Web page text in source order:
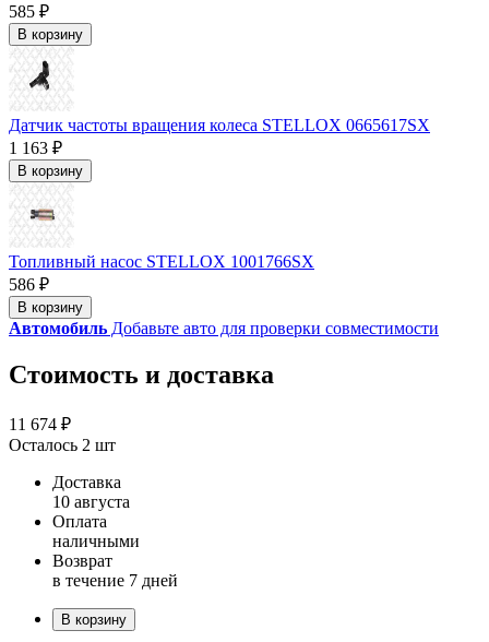
585 ₽
В корзину
Датчик частоты вращения колеса STELLOX 0665617SX
1 163 ₽
В корзину
Топливный насос STELLOX 1001766SX
586 ₽
В корзину
Автомобиль Добавьте авто для проверки совместимости
Стоимость и доставка
11 674 ₽
Осталось 2 шт
Доставка
10 августа
Оплата
наличными
Возврат
в течение 7 дней
В корзину